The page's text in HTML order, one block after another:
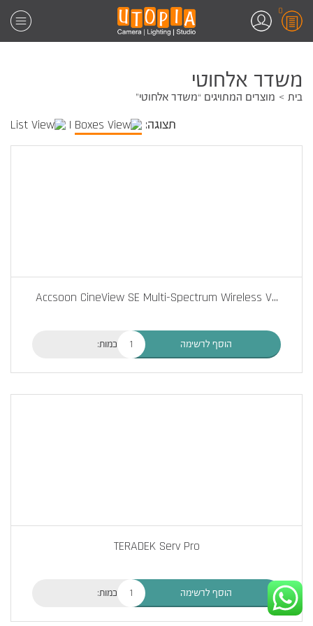
0
משדר אלחוטי
בית מוצרים המתויגים “משדר אלחוטי”
תצוגה: |
Accsoon CineView SE Multi-Spectrum Wireless V...
כמות: הוסף לרשימה
TERADEK Serv Pro
כמות: הוסף לרשימה